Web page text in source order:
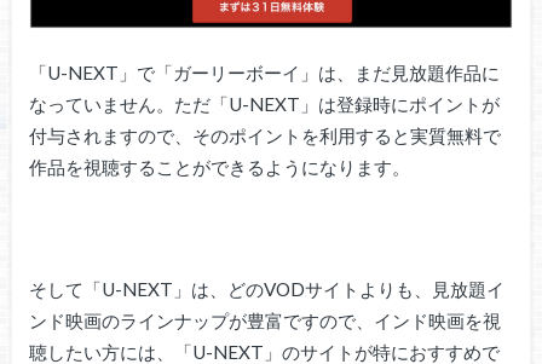
「U-NEXT」で「ガーリーボーイ」は、まだ見放題作品に
なっていません。ただ「U-NEXT」は登録時にポイントが
付与されますので、そのポイントを利用すると実質無料で
作品を視聴することができるようになります。
そして「U-NEXT」は、どのVODサイトよりも、見放題イ
ンド映画のラインナップが豊富ですので、インド映画を視
聴したい方には、「U-NEXT」のサイトが特におすすめで